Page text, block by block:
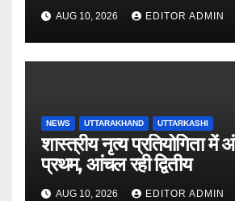
AUG 10, 2026 EDITOR ADMIN
NEWS UTTARAKHAND UTTARKASHI
शास्त्रीय नृत्य प्रतियोगिता में
प्रथम, आंचल रही द्वितीय
AUG 10, 2026 EDITOR ADMIN